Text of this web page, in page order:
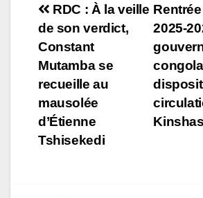
Navigation
de
l’article
2025-
RDC : À la veille
de son verdict,
Constant
Mutamba se
recueille au
mausolée
d’Étienne
Tshisekedi